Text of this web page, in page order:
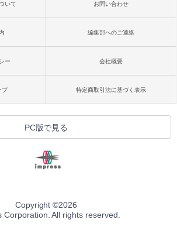
いて お問い合わせ
編集部へのご連絡
ー 会社概要
プ 特定商取引法に基づく表示
PC版で見る
Copyright ©2026
Corporation. All rights reserved.